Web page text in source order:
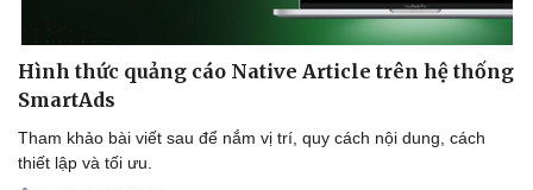
Hình thức quảng cáo Native Article trên hệ thống
SmartAds
Tham khảo bài viết sau để nắm vị trí, quy cách nội dung, cách
thiết lập và tối ưu.